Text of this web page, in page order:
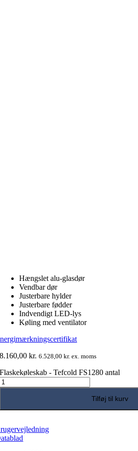
Hængslet alu-glasdør
Vendbar dør
Justerbare hylder
Justerbare fødder
Indvendigt LED-lys
Køling med ventilator
8.160,00kr. 6.528,00kr. ex. moms
Flaskekøleskab - Tefcold FS1280 antal
Tilføj til kurv